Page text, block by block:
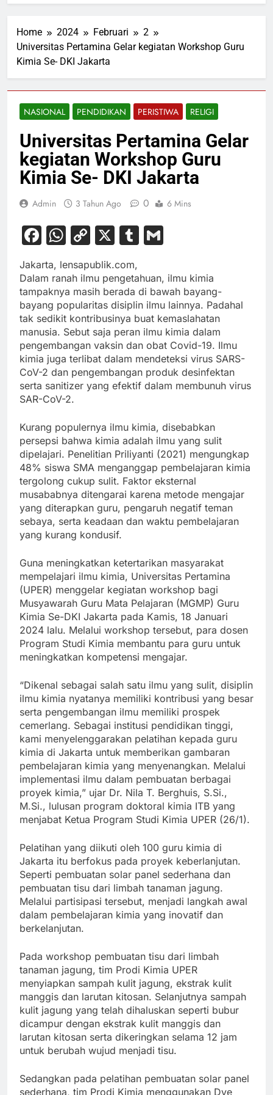
Home 2024 Februari
2
Universitas Pertamina Gelar kegiatan Workshop Guru
Kimia Se- DKI Jakarta
NASIONAL PENDIDIKAN PERISTIWA RELIGI
Universitas Pertamina Gelar
kegiatan Workshop Guru
Kimia Se- DKI Jakarta
Admin 3 Tahun Ago 0 6 Mins
Facebook
WhatsApp
Copy
Link
X Tumblr
Jakarta, lensapublik.com,
Dalam ranah ilmu pengetahuan, ilmu kimia
tampaknya masih berada di bawah bayang-
bayang popularitas disiplin ilmu lainnya. Padahal
tak sedikit kontribusinya buat kemaslahatan
manusia. Sebut saja peran ilmu kimia dalam
pengembangan vaksin dan obat Covid-19. Ilmu
kimia juga terlibat dalam mendeteksi virus SARS-
CoV-2 dan pengembangan produk desinfektan
serta sanitizer yang efektif dalam membunuh virus
SAR-CoV-2.
Kurang populernya ilmu kimia, disebabkan
persepsi bahwa kimia adalah ilmu yang sulit
dipelajari. Penelitian Priliyanti (2021) mengungkap
48% siswa SMA menganggap pembelajaran kimia
tergolong cukup sulit. Faktor eksternal
musababnya ditengarai karena metode mengajar
yang diterapkan guru, pengaruh negatif teman
sebaya, serta keadaan dan waktu pembelajaran
yang kurang kondusif.
Guna meningkatkan ketertarikan masyarakat
mempelajari ilmu kimia, Universitas Pertamina
(UPER) menggelar kegiatan workshop bagi
Musyawarah Guru Mata Pelajaran (MGMP) Guru
Kimia Se-DKI Jakarta pada Kamis, 18 Januari
2024 lalu. Melalui workshop tersebut, para dosen
Program Studi Kimia membantu para guru untuk
meningkatkan kompetensi mengajar.
“Dikenal sebagai salah satu ilmu yang sulit, disiplin
ilmu kimia nyatanya memiliki kontribusi yang besar
serta pengembangan ilmu memiliki prospek
cemerlang. Sebagai institusi pendidikan tinggi,
kami menyelenggarakan pelatihan kepada guru
kimia di Jakarta untuk memberikan gambaran
pembelajaran kimia yang menyenangkan. Melalui
implementasi ilmu dalam pembuatan berbagai
proyek kimia,” ujar Dr. Nila T. Berghuis, S.Si.,
M.Si., lulusan program doktoral kimia ITB yang
menjabat Ketua Program Studi Kimia UPER (26/1).
Pelatihan yang diikuti oleh 100 guru kimia di
Jakarta itu berfokus pada proyek keberlanjutan.
Seperti pembuatan solar panel sederhana dan
pembuatan tisu dari limbah tanaman jagung.
Melalui partisipasi tersebut, menjadi langkah awal
dalam pembelajaran kimia yang inovatif dan
berkelanjutan.
Pada workshop pembuatan tisu dari limbah
tanaman jagung, tim Prodi Kimia UPER
menyiapkan sampah kulit jagung, ekstrak kulit
manggis dan larutan kitosan. Selanjutnya sampah
kulit jagung yang telah dihaluskan seperti bubur
dicampur dengan ekstrak kulit manggis dan
larutan kitosan serta dikeringkan selama 12 jam
untuk berubah wujud menjadi tisu.
Sedangkan pada pelatihan pembuatan solar panel
sederhana, tim Prodi Kimia menggunakan Dye